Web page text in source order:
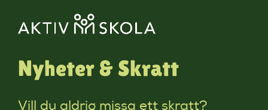
Nyheter & Skratt
Vill du aldrig missa ett skratt?